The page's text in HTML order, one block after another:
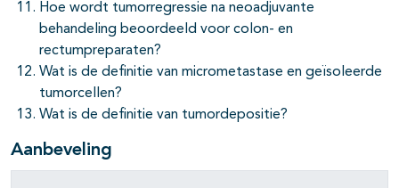
Hoe wordt tumorregressie na neoadjuvante
behandeling beoordeeld voor colon- en
rectumpreparaten?
Wat is de definitie van micrometastase en geïsoleerde
tumorcellen?
Wat is de definitie van tumordepositie?
Aanbeveling